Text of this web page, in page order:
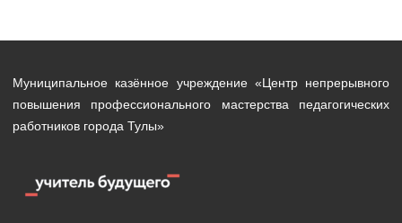
Муниципальное казённое учреждение «Центр непрерывного
повышения профессионального мастерства педагогических
работников города Тулы»